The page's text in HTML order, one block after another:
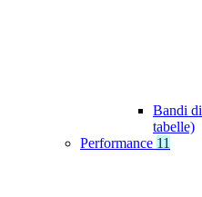
Bandi
tabelle)
Performance 11